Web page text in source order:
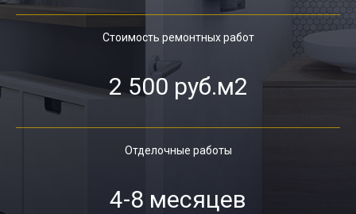
Стоимость ремонтных работ
2 500 руб.м2
Отделочные работы
4-8 месяцев